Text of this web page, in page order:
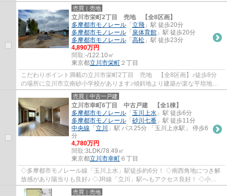
立川第二中学校があるのも魅力！土地購入をお...
売買｜売地
立川市栄町2丁目 売地 【全8区画】
多摩都市モノレール 「 立飛 」駅 徒歩20分
多摩都市モノレール 「 泉体育館 」駅 徒歩20分
多摩都市モノレール 「 高松 」駅 徒歩23分
4,890万円
間取:-/122.10㎡
東京都立川市栄町 ２丁目
こだわりポイント満載の立川市栄町2丁目 売地 【全8区画】♪徒歩8分
の場所に立川市立南砂小学校があります♪傾斜地より建築が楽な平坦地で
す♪地域の住環境に詳しいユタカホームプラス...
売買｜中古一戸建
立川市幸町6丁目 中古戸建 【全1棟】
多摩都市モノレール 「 玉川上水 」駅 徒歩6分
多摩都市モノレール 「 砂川七番 」駅 徒歩11分
中央線 「 立川
」駅 バス25分 「玉川上水駅」 停歩6
分
4,780万円
間取:3LDK/78.49㎡
東京都立川市幸町 ６丁目
◇多摩都市モノレール線「玉川上水」駅徒歩約6分！ ◇南西角地につき解
放感があり陽当りも良好♪ ◇JR線「立川」駅へもアクセス良好！ ◇小学
校徒歩約4分、保育園徒歩約5分！ ◇約15.48帖の...
売買｜売地